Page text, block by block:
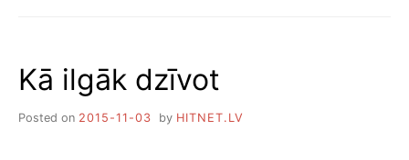
TALANTU
UN
DZĪVES
Kā ilgāk dzīvot
Posted on 2015-11-03 by HITNET.LV